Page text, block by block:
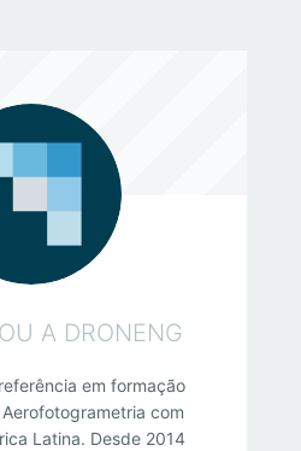
A DRONENG
em formação
com
Latina. Desde 2014